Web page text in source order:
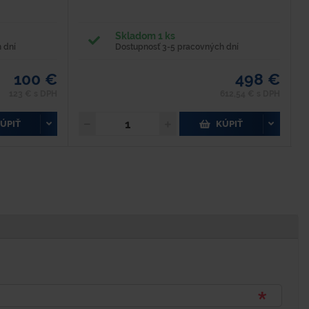
dní
100 €
Skladom 1 ks
Dostupnosť 3-5 pracovných dní
498 €
KÚPIŤ